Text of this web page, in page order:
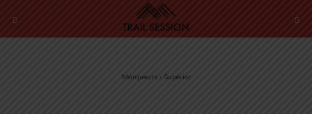
Marqueurs › Supérior